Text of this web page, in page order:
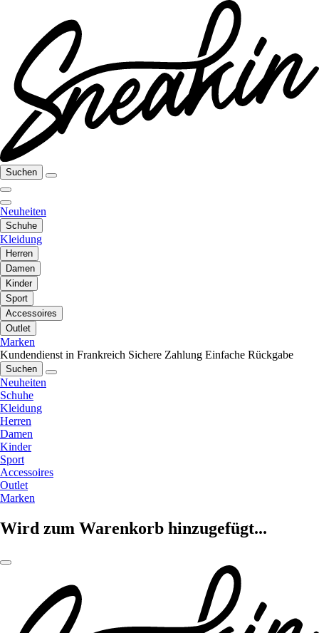
Suchen
Neuheiten
Schuhe
Kleidung
Herren
Damen
Kinder
Sport
Accessoires
Outlet
Marken
Kundendienst in Frankreich Sichere Zahlung Einfache Rückgabe
Suchen
Neuheiten
Schuhe
Kleidung
Herren
Damen
Kinder
Sport
Accessoires
Outlet
Marken
Wird zum Warenkorb hinzugefügt...